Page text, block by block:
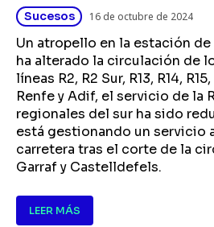
Sucesos 16 de octubre de 2024
Un atropello en la estación
ha alterado la circulación de
líneas R2, R2 Sur, R13, R14,
Renfe y Adif, el servicio de la
regionales del sur ha sido
está gestionando un servicio
carretera tras el corte de la
Garraf y Castelldefels.
LEER MÁS